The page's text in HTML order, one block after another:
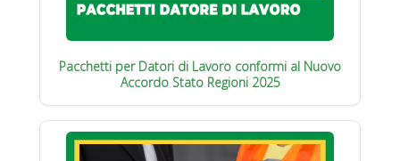
Pacchetti per Datori di Lavoro conformi al Nuovo
Accordo Stato Regioni 2025